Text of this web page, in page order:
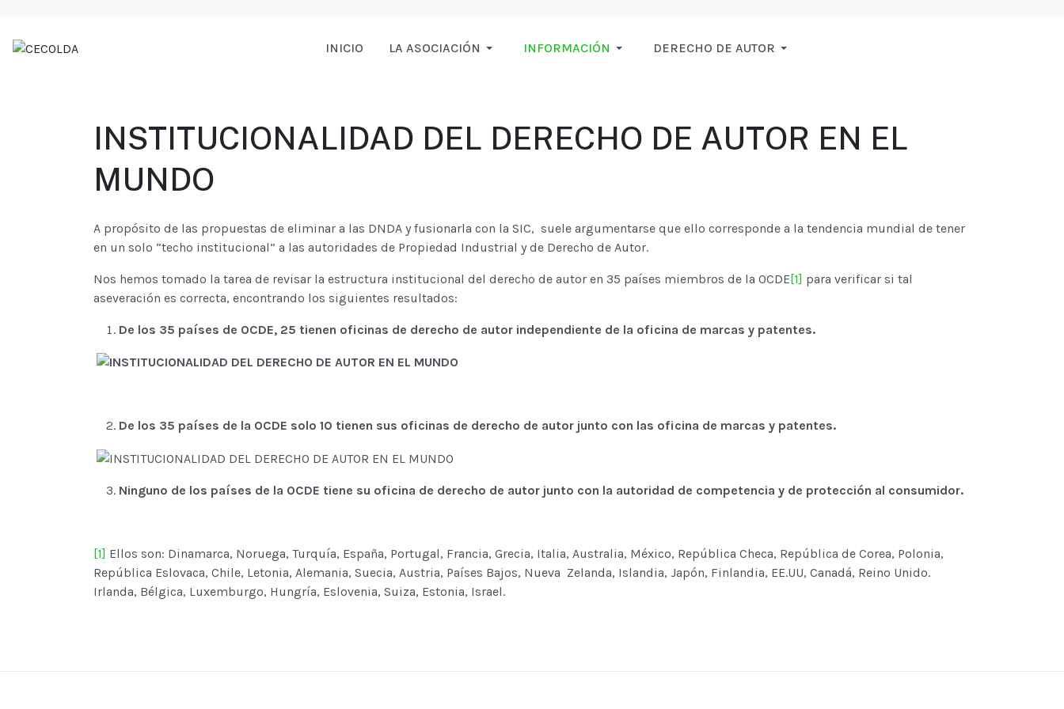
INICIO LA ASOCIACIÓN INFORMACIÓN DERECHO DE AUTOR
INSTITUCIONALIDAD DEL DERECHO DE AUTOR EN EL
MUNDO
A propósito de las propuestas de eliminar a las DNDA y fusionarla con la SIC, suele argumentarse que ello corresponde a la tendencia mundial de tener
en un solo “techo institucional” a las autoridades de Propiedad Industrial y de Derecho de Autor.
Nos hemos tomado la tarea de revisar la estructura institucional del derecho de autor en 35 países miembros de la OCDE [1] para verificar si tal
aseveración es correcta, encontrando los siguientes resultados:
De los 35 países de OCDE, 25 tienen oficinas de derecho de autor independiente de la oficina de marcas y patentes.
De los 35 países de la OCDE solo 10 tienen sus oficinas de derecho de autor junto con las oficina de marcas y patentes.
Ninguno de los países de la OCDE tiene su oficina de derecho de autor junto con la autoridad de competencia y de protección al consumidor.
[1] Ellos son: Dinamarca, Noruega, Turquía, España, Portugal, Francia, Grecia, Italia, Australia, México, República Checa, República de Corea, Polonia,
República Eslovaca, Chile, Letonia, Alemania, Suecia, Austria, Países Bajos, Nueva Zelanda, Islandia, Japón, Finlandia, EE.UU, Canadá, Reino Unido.
Irlanda, Bélgica, Luxemburgo, Hungría, Eslovenia, Suiza, Estonia, Israel.